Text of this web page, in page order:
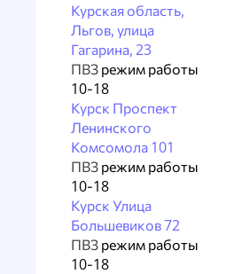
Курская область,
Льгов, улица
Гагарина, 23
ПВЗ режим работы
10-18
Курск Проспект
Ленинского
Комсомола 101
ПВЗ режим работы
10-18
Курск Улица
Большевиков 72
ПВЗ режим работы
10-18